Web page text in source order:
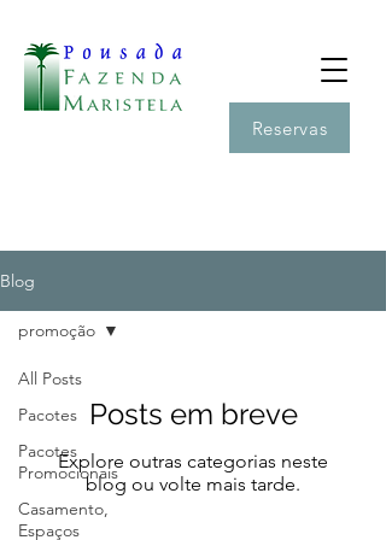
Reservas
Blog
All Posts
Pacotes
Pacotes
Promocionais
Casamento,
Espaços
promoção
Posts em breve
Explore outras categorias neste
blog ou volte mais tarde.